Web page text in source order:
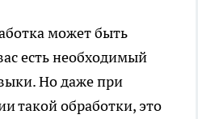
может быть
есть необходимый
Но даже при
такой обработки, это